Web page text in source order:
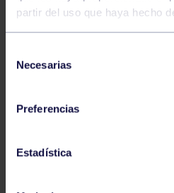
partir del uso que haya hecho
Necesarias
Preferencias
Estadística
X TORNEO